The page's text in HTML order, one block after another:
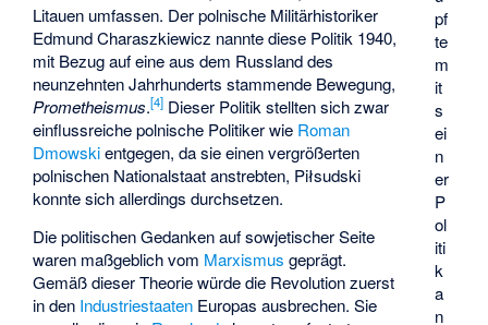
pf
te
m
it
s
ei
n
er
P
ol
iti
k
a
n
Litauen umfassen. Der polnische Militärhistoriker
Edmund Charaszkiewicz nannte diese Politik 1940,
mit Bezug auf eine aus dem Russland des
neunzehnten Jahrhunderts stammende Bewegung,
Prometheismus.[4] Dieser Politik stellten sich zwar
einflussreiche polnische Politiker wie Roman
Dmowskientgegen, da sie einen vergrößerten
polnischen Nationalstaat anstrebten, Piłsudski
konnte sich allerdings durchsetzen.
Die politischen Gedanken auf sowjetischer Seite
waren maßgeblich vom Marxismus geprägt.
Gemäß dieser Theorie würde die Revolution zuerst
in den Industriestaaten Europas ausbrechen. Sie